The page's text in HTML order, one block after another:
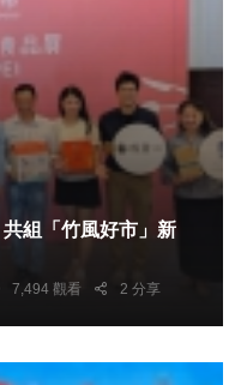
7,494 觀看 2 分享